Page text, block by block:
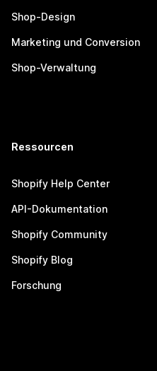
Shop-Design
Marketing und Conversion
Shop-Verwaltung
Ressourcen
Shopify Help Center
API-Dokumentation
Shopify Community
Shopify Blog
Forschung